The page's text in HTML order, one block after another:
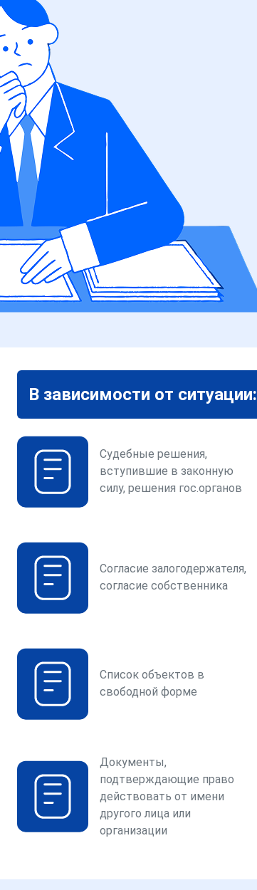
В зависимости от ситуации:
Судебные решения,
вступившие в законную
силу, решения гос.органов
Согласие залогодержателя,
согласие собственника
Список объектов в
свободной форме
Документы,
подтверждающие право
действовать от имени
другого лица или
организации